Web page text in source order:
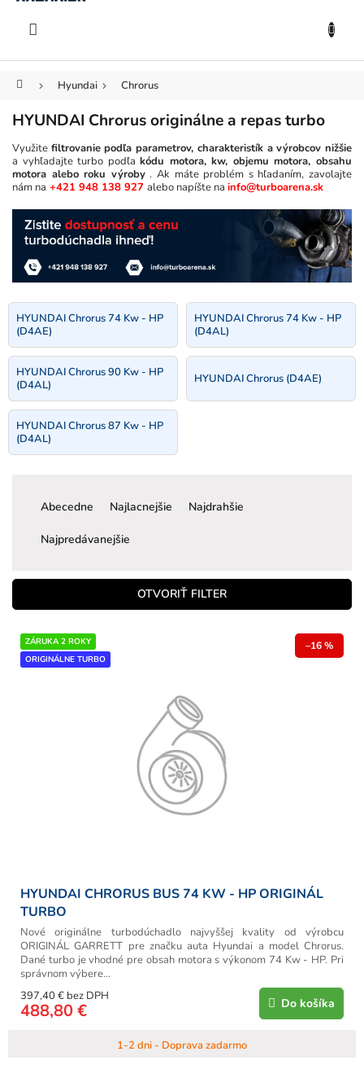
Prejsť
obsah
DomovHyundai Chrorus
HYUNDAI Chrorus originálne a repas turbo
Využite filtrovanie podľa parametrov, charakteristík a výrobcov nižšie
a vyhľadajte turbo podľakódu motora, kw, objemu motora, obsahu
motora alebo roku výroby. Ak máte problém s hľadaním, zavolajte
nám na +421 948 138 927 alebo napíšte na info@turboarena.sk
HYUNDAI Chrorus 74 Kw - HP
(D4AE)
HYUNDAI Chrorus 74 Kw - HP
(D4AL)
HYUNDAI Chrorus 90 Kw - HP
(D4AL)
HYUNDAI Chrorus (D4AE)
HYUNDAI Chrorus 87 Kw - HP
(D4AL)
i
p
r
o
d
Abecedne Najlacnejšie Najdrahšie
Najpredávanejšie
OTVORIŤ FILTER
V
p
ZÁRUKA 2 ROKY
ORIGINÁLNE TURBO
–16 %
HYUNDAI CHRORUS BUS 74 KW - HP ORIGINÁL
TURBO
1-2 dni - Doprava zadarmo
397,40 € bez DPH
488,80 € Do košíka
Nové originálne turbodúchadlo najvyššej kvality od výrobcu
ORIGINÁL GARRETT pre značku auta Hyundai a model Chrorus.
Dané turbo je vhodné pre obsah motora s výkonom 74 Kw - HP. Pri
správnom výbere...